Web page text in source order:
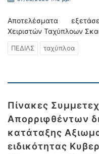
Αποτελέσματα
Χειριστών Ταχύπλοων
ΠΕΔΙΛΣ ταχύπλοα
Πίνακες
Απορριφθέντων
κατάταξης
ειδικότητας